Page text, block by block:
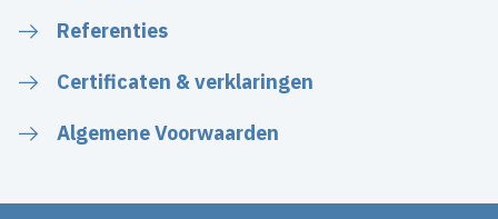
Referenties
Certificaten & verklaringen
Algemene Voorwaarden